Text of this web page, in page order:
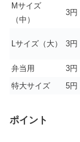
Mサイズ
（中）
3円
Lサイズ（大） 3円
弁当用
3円
特大サイズ
5円
ポイント